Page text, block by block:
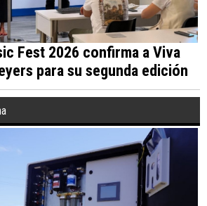
Fest 2026 confirma a Viva
para su segunda edición